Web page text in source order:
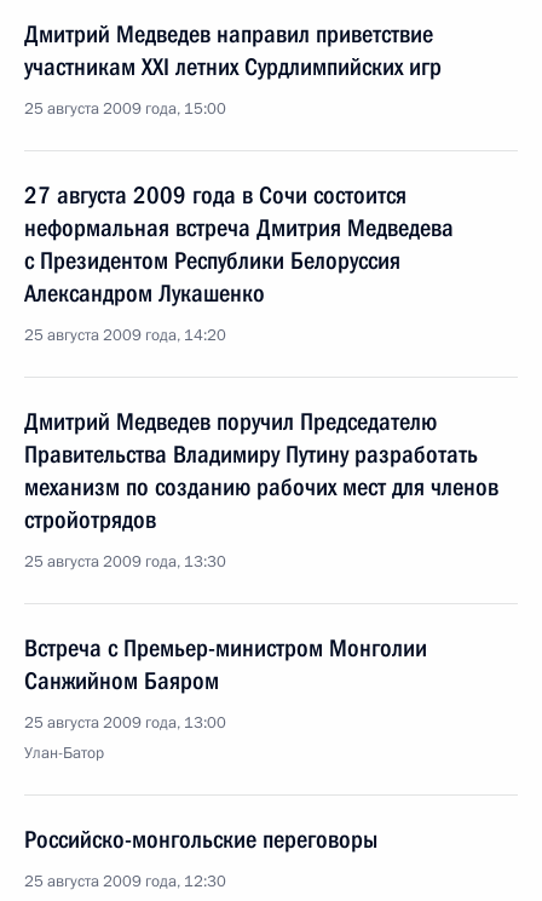
Дмитрий Медведев направил приветствие
участникам XXI летних Сурдлимпийских игр
25 августа 2009 года, 15:00
27 августа 2009 года в Сочи состоится
неформальная встреча Дмитрия Медведева
с Президентом Республики Белоруссия
Александром Лукашенко
25 августа 2009 года, 14:20
Дмитрий Медведев поручил Председателю
Правительства Владимиру Путину разработать
механизм по созданию рабочих мест для членов
стройотрядов
25 августа 2009 года, 13:30
Встреча с Премьер-министром Монголии
Санжийном Баяром
25 августа 2009 года, 13:00
Улан-Батор
Российско-монгольские переговоры
25 августа 2009 года, 12:30